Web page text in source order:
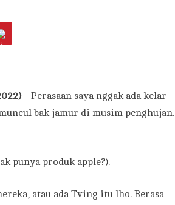
– Perasaan saya nggak ada kelar-
bak jamur di musim penghujan.
punya produk apple?).
atau ada Tving itu lho. Berasa